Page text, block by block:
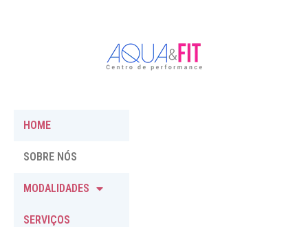
HOME
SOBRE NÓS
MODALIDADES
SERVIÇOS